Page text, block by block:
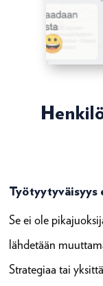
Työtyytyväisyys
Se ei ole
lähdetään
Strategiaa tai